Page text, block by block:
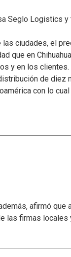
Seglo Logistics
ciudades, el
que en
y en los clientes.
de diez
con lo
afirmó que
las firmas locales